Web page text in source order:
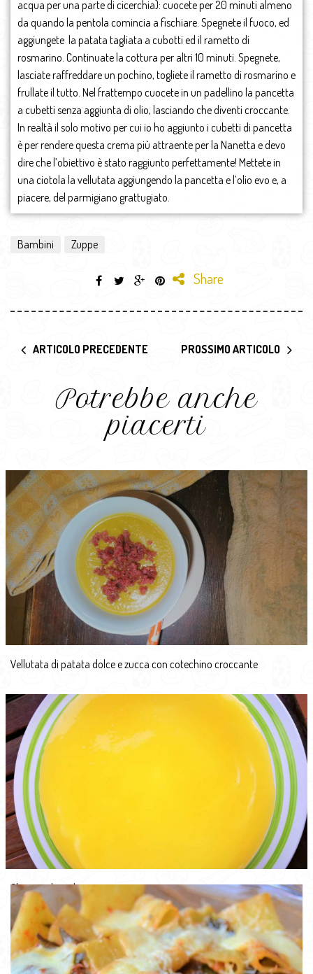
acqua per una parte di cicerchia): cuocete per 20 minuti almeno
da quando la pentola comincia a fischiare. Spegnete il fuoco, ed
aggiungete la patata tagliata a cubotti ed il rametto di
rosmarino. Continuate la cottura per altri 10 minuti. Spegnete,
lasciate raffreddare un pochino, togliete il rametto di rosmarino e
frullate il tutto. Nel frattempo cuocete in un padellino la pancetta
a cubetti senza aggiunta di olio, lasciando che diventi croccante.
In realtà il solo motivo per cui io ho aggiunto i cubetti di pancetta
è per rendere questa crema più attraente per la Nanetta e devo
dire che l’obiettivo è stato raggiunto perfettamente! Mettete in
una ciotola la vellutata aggiungendo la pancetta e l’olio evo e, a
piacere, del parmigiano grattugiato.
Bambini Zuppe
Share
ARTICOLO PRECEDENTE PROSSIMO ARTICOLO
Potrebbe anche
piacerti
Vellutata di patata dolce e zucca con cotechino croccante
Cheesecake agli agrumi